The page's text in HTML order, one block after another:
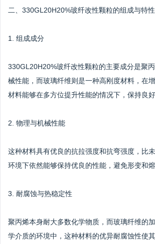
二、330GL20H20%玻纤改性颗粒的组成与特性
1. 组成成分
330GL20H20%玻纤改性颗粒的主要成分是聚
械性能，而玻璃纤维则是一种高刚度材料，在
材料能够在多方位提升性能的情况下，保持良好
2. 物理与机械性能
这种材料具有优良的抗拉强度和抗弯强度，比
环境下依然能够保持优良的性能，避免形变和
3. 耐腐蚀与热稳定性
聚丙烯本身耐大多数化学物质，而玻璃纤维的
学介质的环境中，这种材料的优异耐腐蚀性使